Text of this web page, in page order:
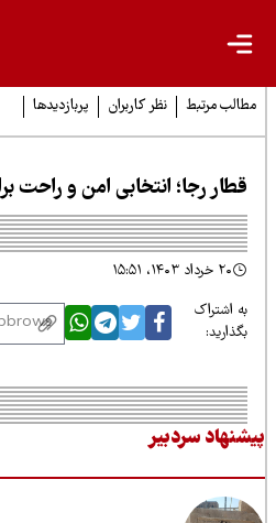
مرتبط نظر کاربران پربازدیدها
رجا؛ انتخابی امن و راحت
اشتراک
سردبیر